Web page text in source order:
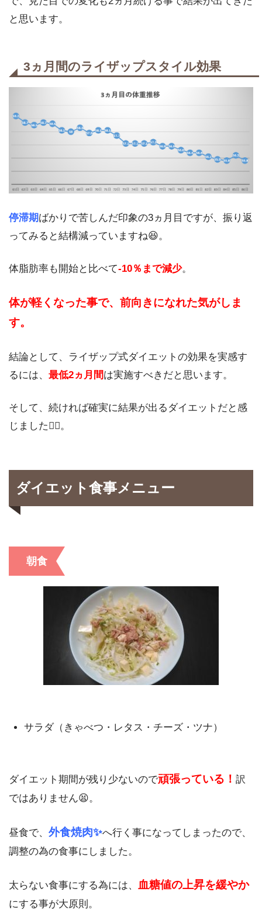
と思います。
3ヵ月間のライザップスタイル効果
停滞期ばかりで苦しんだ印象の3ヵ月目ですが、振り返
ってみると結構減っていますね😆。
体脂肪率も開始と比べて-10％まで減少。
体が軽くなった事で、前向きになれた気がしま
す。
結論として、ライザップ式ダイエットの効果を実感す
るには、 最低2ヵ月間は実施すべきだと思います。
そして、続ければ確実に結果が出るダイエットだと感
じました🏋🏻。
ダイエット食事メニュー
朝食
サラダ（きゃべつ・レタス・チーズ・ツナ）
ダイエット期間が残り少ないので頑張っている！ 訳
ではありません😫。
昼食で、 外食焼肉✨へ行く事になってしまったので、
調整の為の食事にしました。
太らない食事にする為には、 血糖値の上昇を緩やか
にする事が大原則。